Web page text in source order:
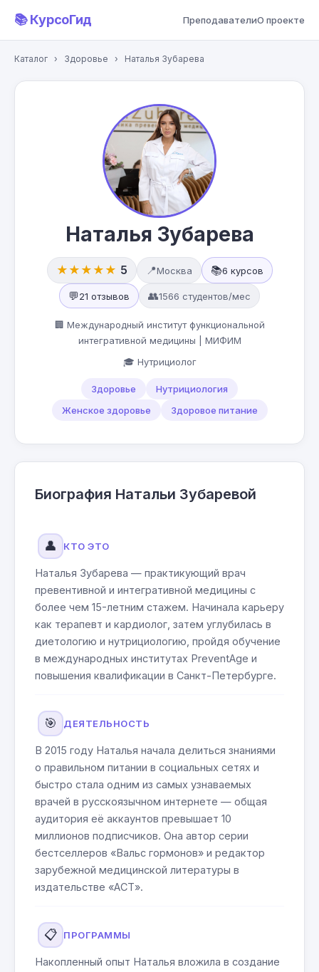
📚 КурсоГид ПреподавателиО проекте
Каталог › Здоровье › Наталья Зубарева
Наталья Зубарева
★★★★★ 5 📍Москва 📚6 курсов
💬21 отзывов 👥1566 студентов/мес
🏢 Международный институт функциональной
интегративной медицины | МИФИМ
🎓 Нутрициолог
Здоровье
Нутрициология
Женское здоровье
Здоровое питание
Биография Натальи Зубаревой
👤 КТО ЭТО
Наталья Зубарева — практикующий врач
превентивной и интегративной медицины с
более чем 15-летним стажем. Начинала карьеру
как терапевт и кардиолог, затем углубилась в
диетологию и нутрициологию, пройдя обучение
в международных институтах PreventAge и
повышения квалификации в Санкт-Петербурге.
🎯 ДЕЯТЕЛЬНОСТЬ
В 2015 году Наталья начала делиться знаниями
о правильном питании в социальных сетях и
быстро стала одним из самых узнаваемых
врачей в русскоязычном интернете — общая
аудитория её аккаунтов превышает 10
миллионов подписчиков. Она автор серии
бестселлеров «Вальс гормонов» и редактор
зарубежной медицинской литературы в
издательстве «АСТ».
📋 ПРОГРАММЫ
Накопленный опыт Наталья вложила в создание